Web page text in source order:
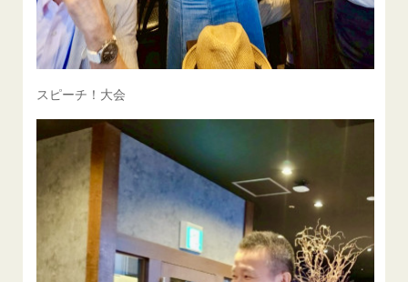
スピーチ！大会